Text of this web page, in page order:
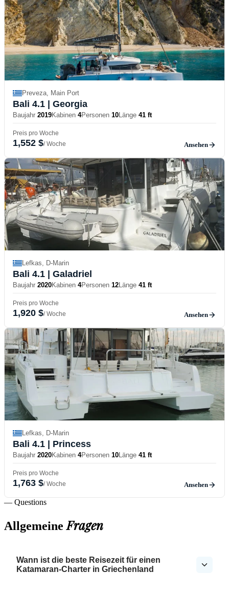
Preveza, Main Port
Bali 4.1 | Georgia
Baujahr 2019Kabinen 4Personen 10Länge 41 ft
Preis pro Woche
1,552 $/ Woche Ansehen
Lefkas, D-Marin
Bali 4.1 | Galadriel
Baujahr 2020Kabinen 4Personen 12Länge 41 ft
Preis pro Woche
1,920 $/ Woche Ansehen
Lefkas, D-Marin
Bali 4.1 | Princess
Baujahr 2020Kabinen 4Personen 10Länge 41 ft
Preis pro Woche
1,763 $/ Woche Ansehen
— Questions
AllgemeineFragen
Wann ist die beste Reisezeit für einen
Katamaran-Charter in Griechenland